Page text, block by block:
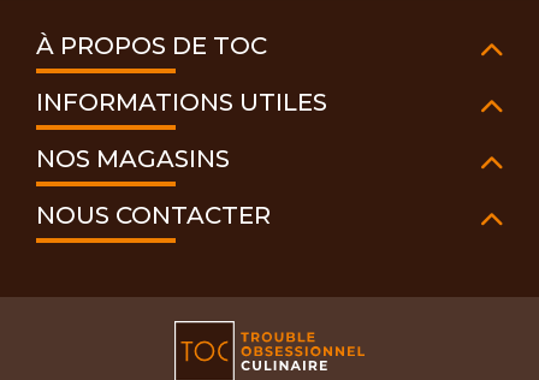
À PROPOS DE TOC
INFORMATIONS UTILES
NOS MAGASINS
NOUS CONTACTER